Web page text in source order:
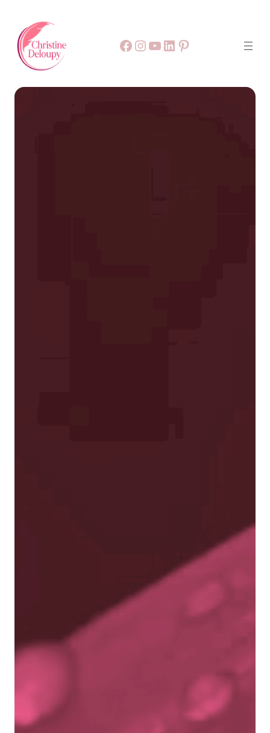
Facebook
559999LinkedIn
Pinterest